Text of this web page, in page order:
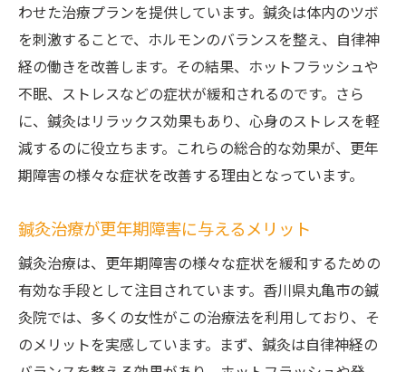
わせた治療プランを提供しています。鍼灸は体内のツボ
を刺激することで、ホルモンのバランスを整え、自律神
経の働きを改善します。その結果、ホットフラッシュや
不眠、ストレスなどの症状が緩和されるのです。さら
に、鍼灸はリラックス効果もあり、心身のストレスを軽
減するのに役立ちます。これらの総合的な効果が、更年
期障害の様々な症状を改善する理由となっています。
鍼灸治療が更年期障害に与えるメリット
鍼灸治療は、更年期障害の様々な症状を緩和するための
有効な手段として注目されています。香川県丸亀市の鍼
灸院では、多くの女性がこの治療法を利用しており、そ
のメリットを実感しています。まず、鍼灸は自律神経の